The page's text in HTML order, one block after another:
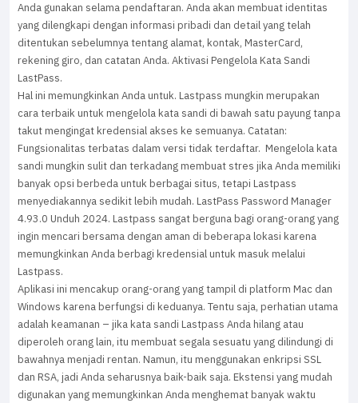
Anda gunakan selama pendaftaran. Anda akan membuat identitas
yang dilengkapi dengan informasi pribadi dan detail yang telah
ditentukan sebelumnya tentang alamat, kontak, MasterCard,
rekening giro, dan catatan Anda. Aktivasi Pengelola Kata Sandi
LastPass.
Hal ini memungkinkan Anda untuk. Lastpass mungkin merupakan
cara terbaik untuk mengelola kata sandi di bawah satu payung tanpa
takut mengingat kredensial akses ke semuanya. Catatan:
Fungsionalitas terbatas dalam versi tidak terdaftar. Mengelola kata
sandi mungkin sulit dan terkadang membuat stres jika Anda memiliki
banyak opsi berbeda untuk berbagai situs, tetapi Lastpass
menyediakannya sedikit lebih mudah. LastPass Password Manager
4.93.0 Unduh 2024. Lastpass sangat berguna bagi orang-orang yang
ingin mencari bersama dengan aman di beberapa lokasi karena
memungkinkan Anda berbagi kredensial untuk masuk melalui
Lastpass.
Aplikasi ini mencakup orang-orang yang tampil di platform Mac dan
Windows karena berfungsi di keduanya. Tentu saja, perhatian utama
adalah keamanan – jika kata sandi Lastpass Anda hilang atau
diperoleh orang lain, itu membuat segala sesuatu yang dilindungi di
bawahnya menjadi rentan. Namun, itu menggunakan enkripsi SSL
dan RSA, jadi Anda seharusnya baik-baik saja. Ekstensi yang mudah
digunakan yang memungkinkan Anda menghemat banyak waktu